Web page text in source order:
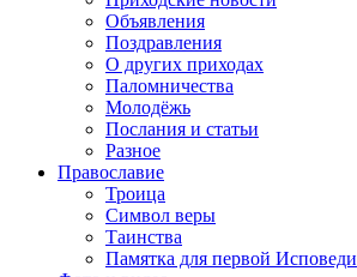
Объявления
Поздравления
О других приходах
Паломничества
Молодёжь
Послания и статьи
Разное
Православие
Троица
Символ веры
Таинства
Памятка для первой Исповеди